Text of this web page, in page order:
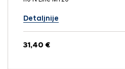
Detaljnije
31,40 €